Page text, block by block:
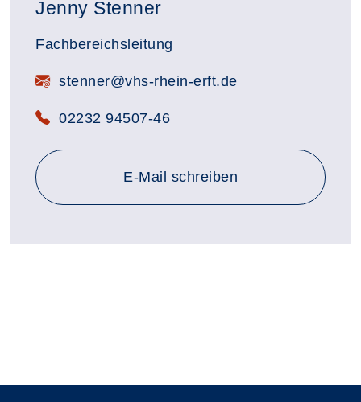
Jenny Stenner
Fachbereichsleitung
E-Mail:stenner@vhs-rhein-erft.de
Telefon:
02232 94507-46
E-Mail schreiben